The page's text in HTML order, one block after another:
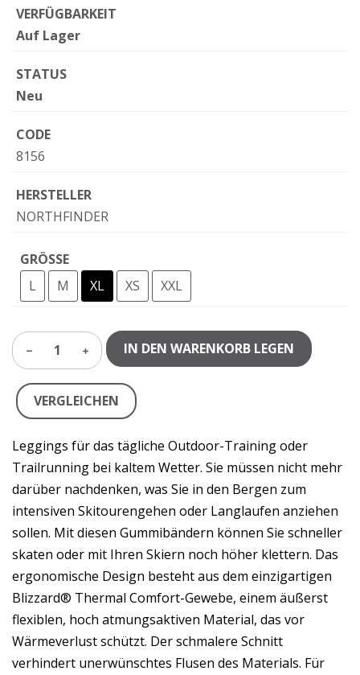
VERFÜGBARKEIT
Auf Lager
STATUS
Neu
CODE
8156
HERSTELLER
NORTHFINDER
GRÖSSE
L
M XL XS XXL
1 IN DEN WARENKORB LEGEN
VERGLEICHEN
Leggings für das tägliche Outdoor-Training oder
Trailrunning bei kaltem Wetter. Sie müssen nicht mehr
darüber nachdenken, was Sie in den Bergen zum
intensiven Skitourengehen oder Langlaufen anziehen
sollen. Mit diesen Gummibändern können Sie schneller
skaten oder mit Ihren Skiern noch höher klettern. Das
ergonomische Design besteht aus dem einzigartigen
Blizzard® Thermal Comfort-Gewebe, einem äußerst
flexiblen, hoch atmungsaktiven Material, das vor
Wärmeverlust schützt. Der schmalere Schnitt
verhindert unerwünschtes Flusen des Materials. Für